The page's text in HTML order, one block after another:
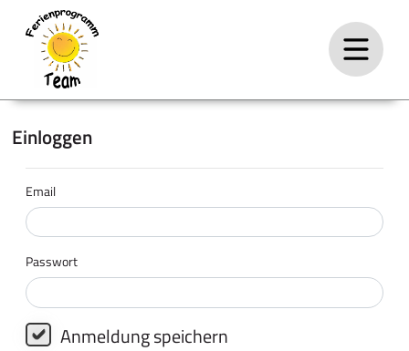
Einloggen
Email
Passwort
Anmeldung speichern